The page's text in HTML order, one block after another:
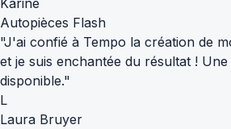
Autopièces Flash
"J'ai confié à Tempo la création de
et je suis enchantée du résultat !
disponible."
L
Laura Bruyer